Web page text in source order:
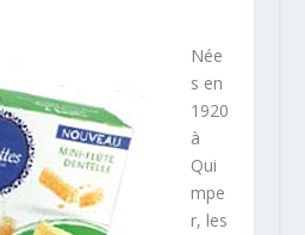
Née
s en
1920
à
Qui
mpe
r, les